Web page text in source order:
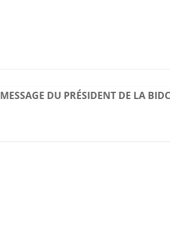
MESSAGE DU PRÉSIDENT DE LA